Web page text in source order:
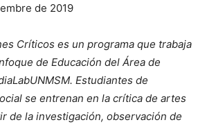
de 2019
Críticos es un programa que trabaja
de Educación del Área de
Estudiantes de
se entrenan en la crítica de artes
de la investigación, observación de